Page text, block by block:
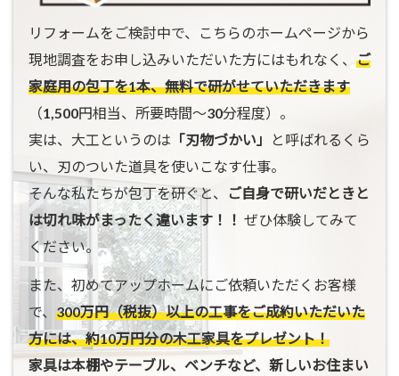
リフォームをご検討中で、こちらのホームページから
現地調査をお申し込みいただいた方にはもれなく、 ご
家庭用の包丁を1本、無料で研がせていただきます
（1,500円相当、所要時間〜30分程度）。
実は、大工というのは 「刃物づかい」
と呼ばれるくら
い、刃のついた道具を使いこなす仕事。
そんな私たちが包丁を研ぐと、
ご自身で研いだときと
は切れ味がまったく違います！！ ぜひ体験してみて
ください。
また、初めてアップホームにご依頼いただくお客様
で、 300万円（税抜）以上の工事をご成約いただいた
方には、約10万円分の木工家具をプレゼント！
家具は本棚やテーブル、ベンチなど、新しいお住まい